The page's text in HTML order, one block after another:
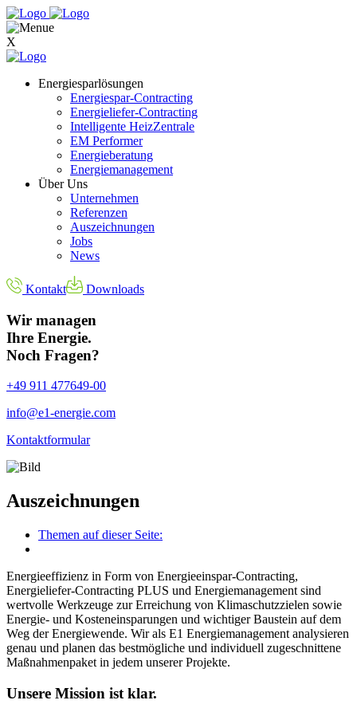
X
Energiesparlösungen
Energiespar-Contracting
Energieliefer-Contracting
Intelligente HeizZentrale
EM Performer
Energieberatung
Energiemanagement
Über Uns
Unternehmen
Referenzen
Auszeichnungen
Jobs
News
Kontakt Downloads
Wir managen
Ihre Energie.
Noch Fragen?
+49 911 477649-00
info@e1-energie.com
Kontaktformular
Auszeichnungen
Themen auf dieser Seite:
Energieeffizienz in Form von Energieeinspar-Contracting,
Energieliefer-Contracting PLUS und Energiemanagement sind
wertvolle Werkzeuge zur Erreichung von Klimaschutzzielen sowie
Energie- und Kosteneinsparungen und wichtiger Baustein auf dem
Weg der Energiewende. Wir als E1 Energiemanagement analysieren
genau und planen das bestmögliche und individuell zugeschnittene
Maßnahmenpaket in jedem unserer Projekte.
Unsere Mission ist klar.